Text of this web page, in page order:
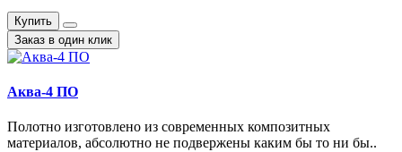
Купить
Заказ в один клик
Аква-4 ПО
Полотно изготовлено из современных композитных
материалов, абсолютно не подвержены каким бы то ни бы..